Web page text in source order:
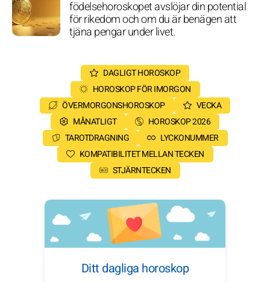
födelsehoroskopet avslöjar din potential
för rikedom och om du är benägen att
tjäna pengar under livet.
DAGLIGT HOROSKOP
HOROSKOP FÖR IMORGON
ÖVERMORGONSHOROSKOP
VECKA
MÅNATLIGT
HOROSKOP 2026
TAROTDRAGNING
LYCKONUMMER
KOMPATIBILITET MELLAN TECKEN
STJÄRNTECKEN
Ditt dagliga horoskop